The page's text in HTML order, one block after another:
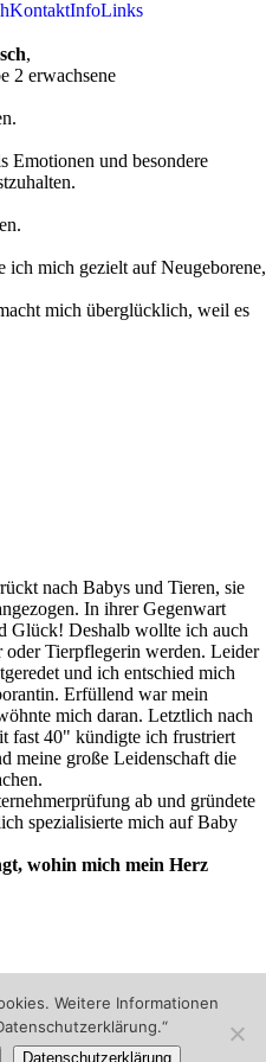
KontaktInfoLinks
,
2 erwachsene
Emotionen und besondere
ich mich gezielt auf Neugeborene,
mich überglücklich, weil es
nach Babys und Tieren, sie
In ihrer Gegenwart
Glück! Deshalb wollte ich auch
Tierpflegerin werden. Leider
und ich entschied mich
Erfüllend war mein
mich daran. Letztlich nach
fast 40" kündigte ich frustriert
meine große Leidenschaft die
ab und gründete
spezialisierte mich auf Baby
wohin mich mein Herz
Wien / Newbornfotografie
| ProPhoto Photography
Weitere Informationen
Datenschutzerklärung